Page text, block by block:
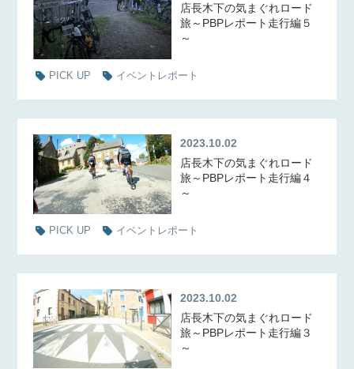
店長木下の気まぐれロード
旅～PBPレポート走行編５
～
PICK UP イベントレポート
2023.10.02
店長木下の気まぐれロード
旅～PBPレポート走行編４
～
PICK UP イベントレポート
2023.10.02
店長木下の気まぐれロード
旅～PBPレポート走行編３
～